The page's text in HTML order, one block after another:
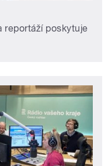
reportáží poskytuje